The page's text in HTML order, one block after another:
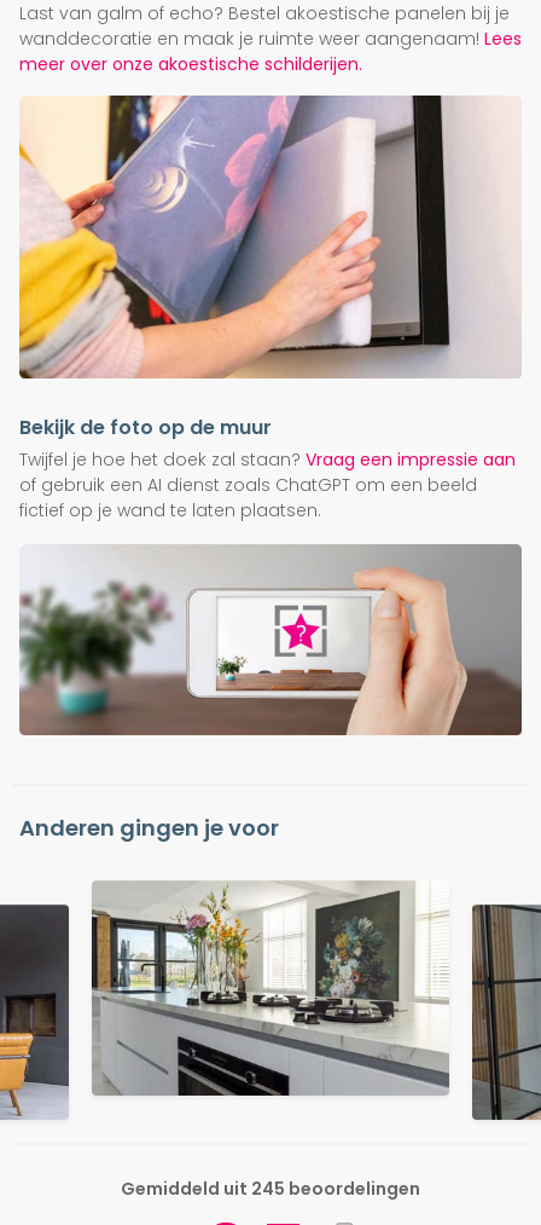
Last van galm of echo? Bestel akoestische panelen bij je
wanddecoratie en maak je ruimte weer aangenaam! Lees
meer over onze akoestische schilderijen.
Bekijk de foto op de muur
Twijfel je hoe het doek zal staan? Vraag een impressie aan
of gebruik een AI dienst zoals ChatGPT om een beeld
fictief op je wand te laten plaatsen.
Anderen gingen je voor
Gemiddeld uit 245 beoordelingen